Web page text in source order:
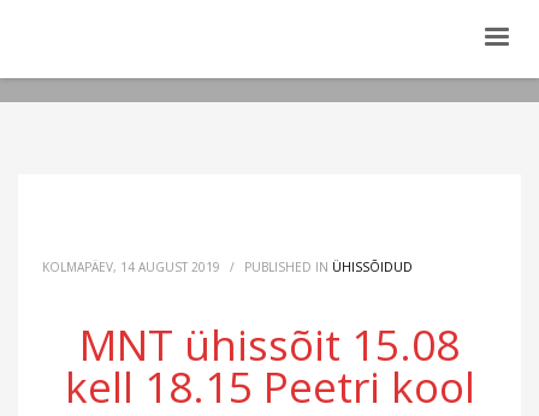
KOLMAPÄEV, 14 AUGUST 2019 / PUBLISHED IN ÜHISSÕIDUD
MNT ühissõit 15.08
kell 18.15 Peetri kool